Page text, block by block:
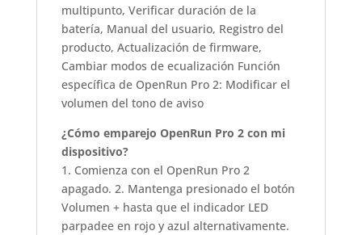
multipunto, Verificar duración de la
batería, Manual del usuario, Registro del
producto, Actualización de firmware,
Cambiar modos de ecualización Función
específica de OpenRun Pro 2: Modificar el
volumen del tono de aviso
¿Cómo emparejo OpenRun Pro 2 con mi
dispositivo?
1. Comienza con el OpenRun Pro 2
apagado. 2. Mantenga presionado el botón
Volumen + hasta que el indicador LED
parpadee en rojo y azul alternativamente.